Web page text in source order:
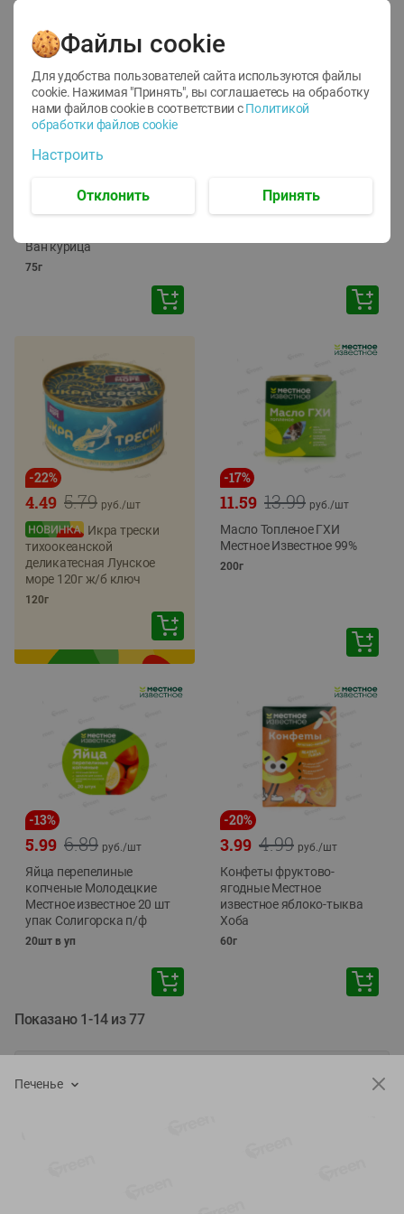
12
1.05 руб./
руб./шт
Корм влаж. для кош. с
Ван курица
75г
ТОФУ Vegetus ТВЕРДЫЙ
-22%
5.79
4.49 руб./шт
Икра трески
тихоокеанской
деликатесная Лунское
море 120г ж/б ключ
120г
-17%
13.99
11.59 руб./шт
Масло Топленое ГХИ
Местное Известное 99%
200г
-13%
6.89
5.99 руб./шт
Яйца перепелиные
копченые Молодецкие
Местное известное 20 шт
упак Солигорска п/ф
20шт в уп
-20%
4.99
3.99 руб./шт
Конфеты фруктово-
ягодные Местное
известное яблоко-тыква
Хоба
60г
Показано 1-14 из 77
Печенье
Файлы cookie
Для удобства пользователей сайта используются файлы
cookie. Нажимая "Принять", вы соглашаетесь на обработку
нами файлов cookie в соответствии с Политикой
обработки файлов cookie
Настроить
Отклонить Принять